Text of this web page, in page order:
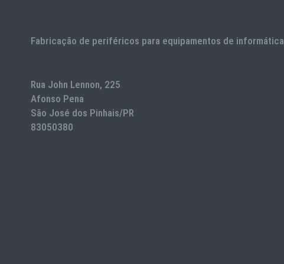
Fabricação de periféricos para equipamentos de informática
Rua John Lennon, 225
Afonso Pena
São José dos Pinhais/PR
83050380